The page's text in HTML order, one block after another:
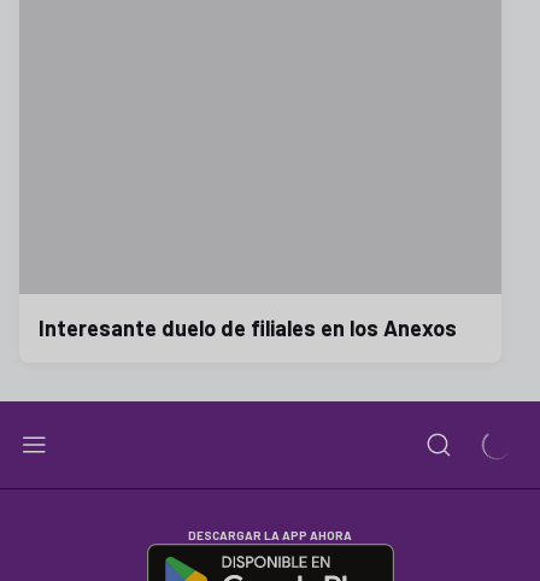
Interesante duelo de filiales en los Anexos
DESCARGAR LA APP AHORA